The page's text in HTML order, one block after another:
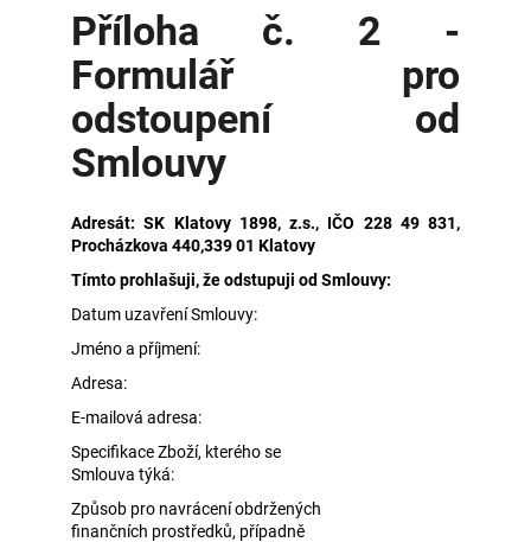
Příloha č. 2 -
Formulář pro
odstoupení od
Smlouvy
Adresát: SK Klatovy 1898, z.s., IČO 228 49 831,
Procházkova 440,339 01 Klatovy
Tímto prohlašuji, že odstupuji od Smlouvy:
Datum uzavření Smlouvy:
Jméno a příjmení:
Adresa:
E-mailová adresa:
Specifikace Zboží, kterého se
Smlouva týká:
Způsob pro navrácení obdržených
finančních prostředků, případně